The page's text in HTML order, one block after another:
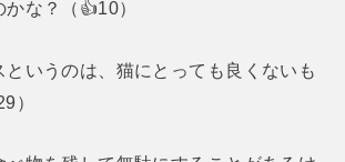
な？（👍10）
いうのは、猫にとっても良くないも
）